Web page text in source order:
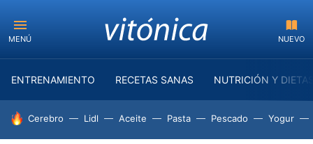
MENÚ NUEVO
ENTRENAMIENTO RECETAS SANAS NUTRICIÓN Y
HOY SE HABLA DE
Cerebro Lidl Aceite Pasta Pescado Yogur